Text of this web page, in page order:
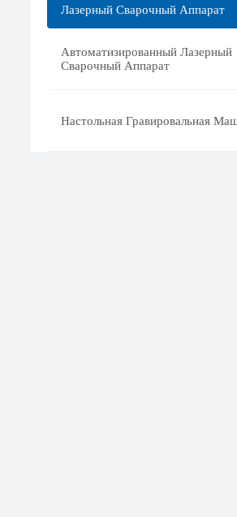
Лазерный Сварочный Аппарат
Автоматизированный Лазерный
Сварочный Аппарат
Настольная Гравировальная